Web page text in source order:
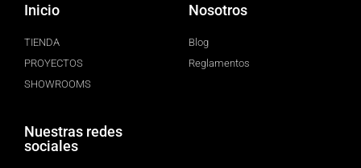
Inicio
TIENDA
PROYECTOS
SHOWROOMS
Nosotros
Blog
Reglamentos
Nuestras redes
sociales